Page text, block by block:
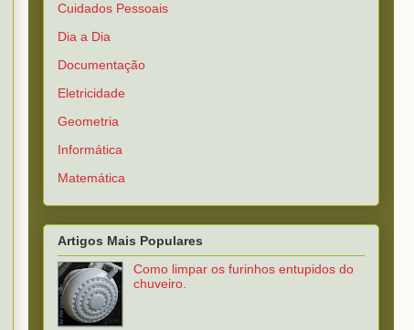
Cuidados Pessoais
Dia a Dia
Documentação
Eletricidade
Geometria
Informática
Matemática
Artigos Mais Populares
Como limpar os furinhos entupidos do
chuveiro.